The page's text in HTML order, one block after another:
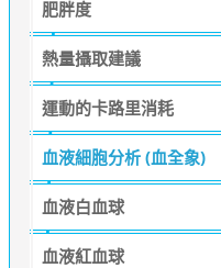
肥胖度
熱量攝取建議
運動的卡路里消耗
血液細胞分析 (血全象)
血液白血球
血液紅血球